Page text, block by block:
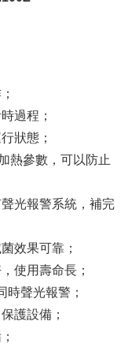
過程；
狀態；
熱參數，可以防止
光報警系統，補完
效果可靠；
使用壽命長；
聲光報警；
護設備；